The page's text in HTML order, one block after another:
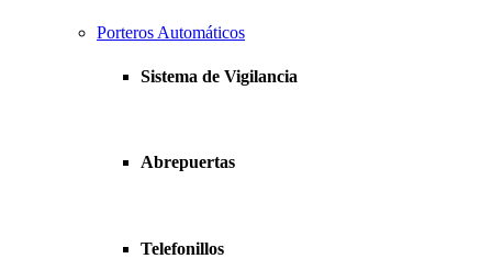
Porteros Automáticos
Sistema de Vigilancia
Abrepuertas
Telefonillos